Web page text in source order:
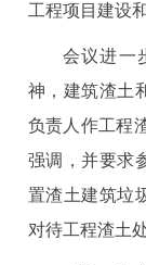
工程项目建设
会议进一
神，建筑渣土
负责人作工程
强调，并要求
置渣土建筑垃
对待工程渣土